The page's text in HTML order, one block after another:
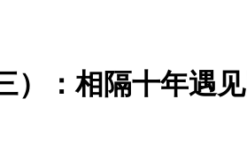
）：相隔十年遇